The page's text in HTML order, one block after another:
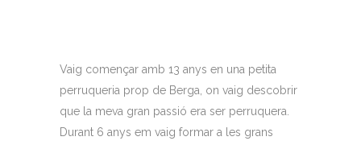
Vaig començar amb 13 anys en una petita
perruqueria prop de Berga, on vaig descobrir
que la meva gran passió era ser perruquera.
Durant 6 anys em vaig formar a les grans